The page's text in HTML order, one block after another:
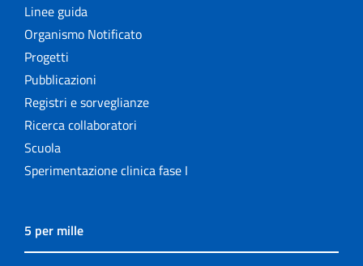
Linee guida
Organismo Notificato
Progetti
Pubblicazioni
Registri e sorveglianze
Ricerca collaboratori
Scuola
Sperimentazione clinica fase I
5 per mille